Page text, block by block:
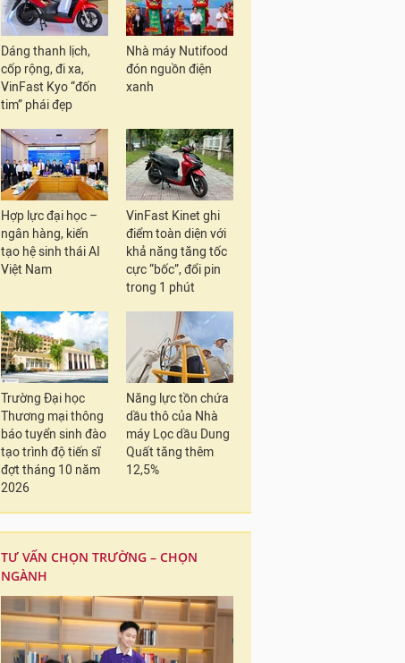
Dáng thanh lịch,
cốp rộng, đi xa,
VinFast Kyo “đốn
tim” phái đẹp
Nhà máy Nutifood
đón nguồn điện
xanh
Hợp lực đại học –
ngân hàng, kiến
tạo hệ sinh thái AI
Việt Nam
VinFast Kinet ghi
điểm toàn diện với
khả năng tăng tốc
cực “bốc”, đổi pin
trong 1 phút
Trường Đại học
Thương mại thông
báo tuyển sinh đào
tạo trình độ tiến sĩ
đợt tháng 10 năm
2026
Năng lực tồn chứa
dầu thô của Nhà
máy Lọc dầu Dung
Quất tăng thêm
12,5%
TƯ VẤN CHỌN TRƯỜNG – CHỌN
NGÀNH